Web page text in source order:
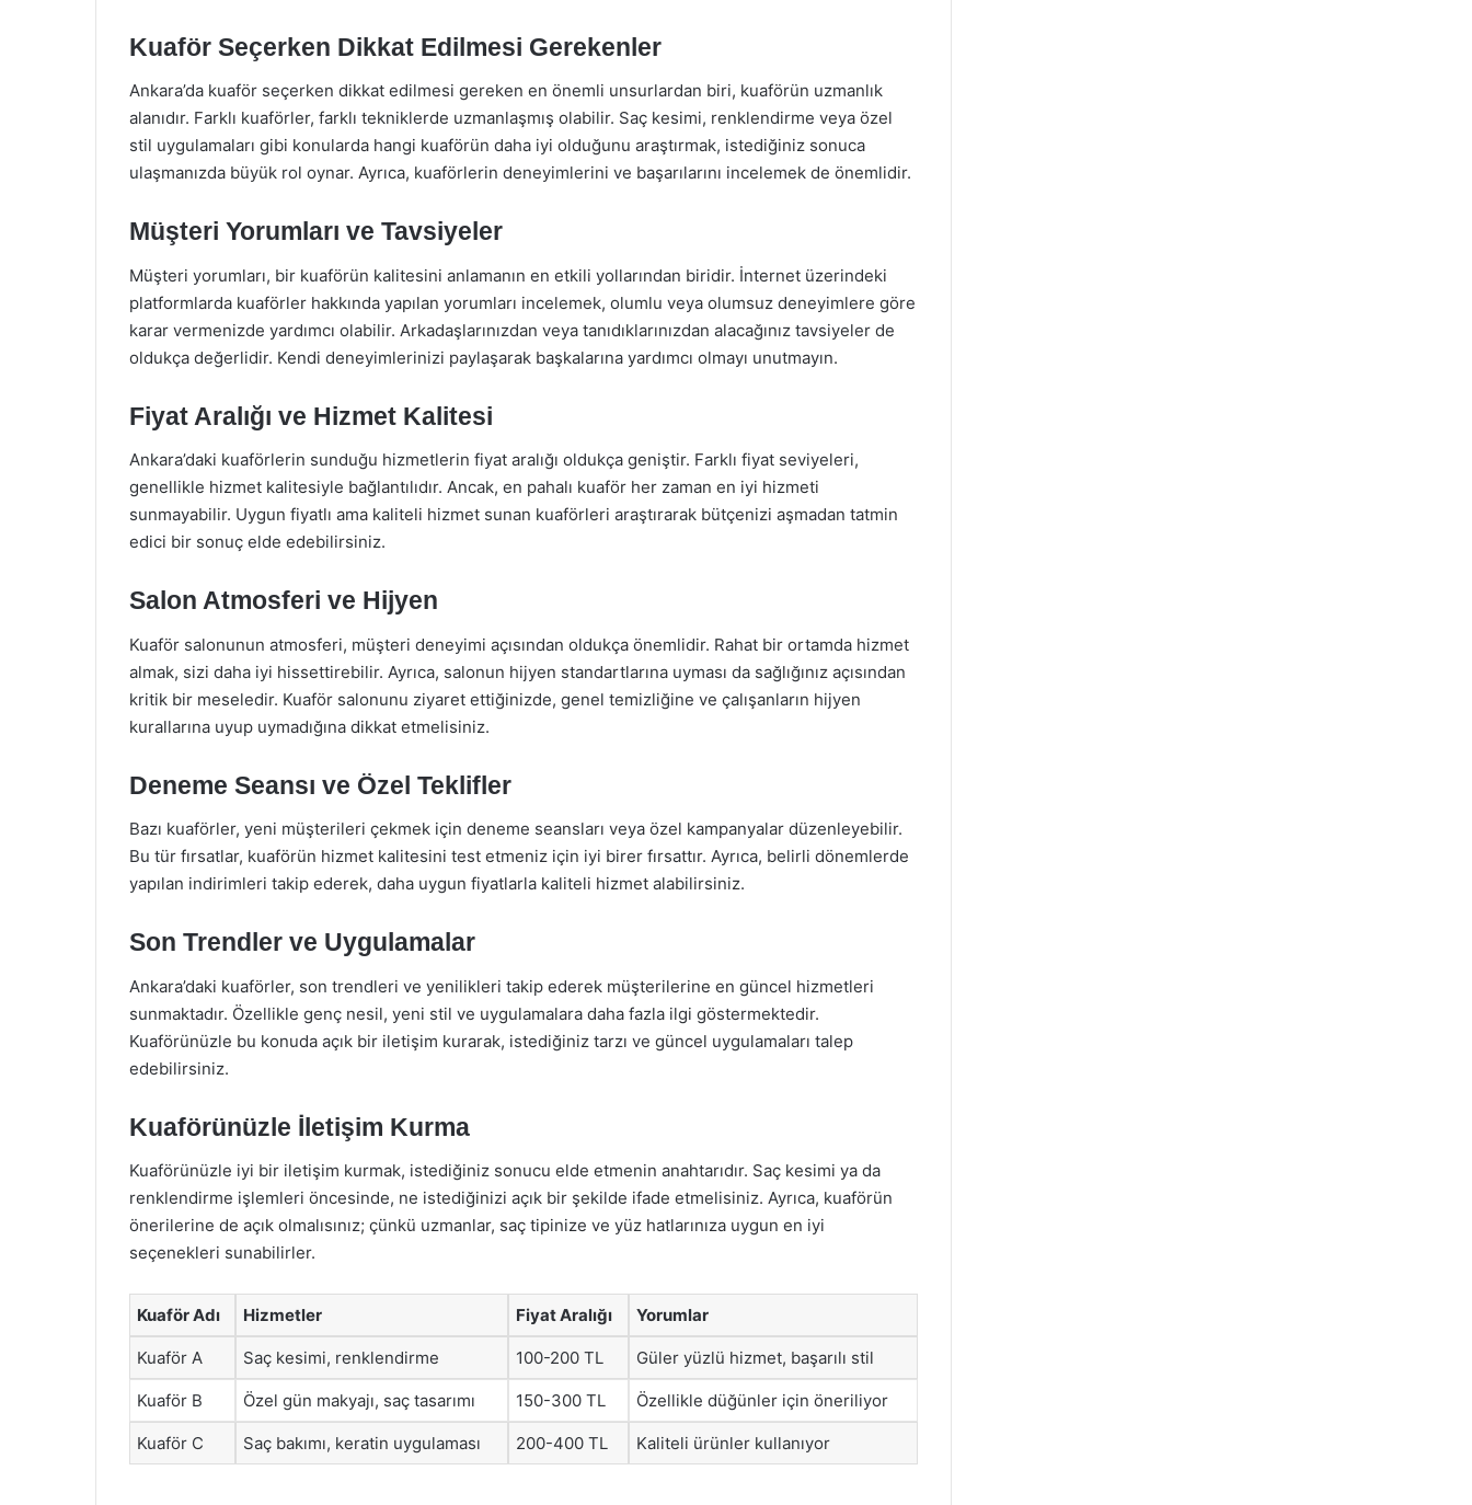
Kuaför Seçerken Dikkat Edilmesi Gerekenler
Ankara’da kuaför seçerken dikkat edilmesi gereken en önemli unsurlardan biri, kuaförün uzmanlık
alanıdır. Farklı kuaförler, farklı tekniklerde uzmanlaşmış olabilir. Saç kesimi, renklendirme veya özel
stil uygulamaları gibi konularda hangi kuaförün daha iyi olduğunu araştırmak, istediğiniz sonuca
ulaşmanızda büyük rol oynar. Ayrıca, kuaförlerin deneyimlerini ve başarılarını incelemek de önemlidir.
Müşteri Yorumları ve Tavsiyeler
Müşteri yorumları, bir kuaförün kalitesini anlamanın en etkili yollarından biridir. İnternet üzerindeki
platformlarda kuaförler hakkında yapılan yorumları incelemek, olumlu veya olumsuz deneyimlere göre
karar vermenizde yardımcı olabilir. Arkadaşlarınızdan veya tanıdıklarınızdan alacağınız tavsiyeler de
oldukça değerlidir. Kendi deneyimlerinizi paylaşarak başkalarına yardımcı olmayı unutmayın.
Fiyat Aralığı ve Hizmet Kalitesi
Ankara’daki kuaförlerin sunduğu hizmetlerin fiyat aralığı oldukça geniştir. Farklı fiyat seviyeleri,
genellikle hizmet kalitesiyle bağlantılıdır. Ancak, en pahalı kuaför her zaman en iyi hizmeti
sunmayabilir. Uygun fiyatlı ama kaliteli hizmet sunan kuaförleri araştırarak bütçenizi aşmadan tatmin
edici bir sonuç elde edebilirsiniz.
Salon Atmosferi ve Hijyen
Kuaför salonunun atmosferi, müşteri deneyimi açısından oldukça önemlidir. Rahat bir ortamda hizmet
almak, sizi daha iyi hissettirebilir. Ayrıca, salonun hijyen standartlarına uyması da sağlığınız açısından
kritik bir meseledir. Kuaför salonunu ziyaret ettiğinizde, genel temizliğine ve çalışanların hijyen
kurallarına uyup uymadığına dikkat etmelisiniz.
Deneme Seansı ve Özel Teklifler
Bazı kuaförler, yeni müşterileri çekmek için deneme seansları veya özel kampanyalar düzenleyebilir.
Bu tür fırsatlar, kuaförün hizmet kalitesini test etmeniz için iyi birer fırsattır. Ayrıca, belirli dönemlerde
yapılan indirimleri takip ederek, daha uygun fiyatlarla kaliteli hizmet alabilirsiniz.
Son Trendler ve Uygulamalar
Ankara’daki kuaförler, son trendleri ve yenilikleri takip ederek müşterilerine en güncel hizmetleri
sunmaktadır. Özellikle genç nesil, yeni stil ve uygulamalara daha fazla ilgi göstermektedir.
Kuaförünüzle bu konuda açık bir iletişim kurarak, istediğiniz tarzı ve güncel uygulamaları talep
edebilirsiniz.
Kuaförünüzle İletişim Kurma
Kuaförünüzle iyi bir iletişim kurmak, istediğiniz sonucu elde etmenin anahtarıdır. Saç kesimi ya da
renklendirme işlemleri öncesinde, ne istediğinizi açık bir şekilde ifade etmelisiniz. Ayrıca, kuaförün
önerilerine de açık olmalısınız; çünkü uzmanlar, saç tipinize ve yüz hatlarınıza uygun en iyi
seçenekleri sunabilirler.
Kuaför Adı Hizmetler Fiyat Aralığı Yorumlar
Kuaför A Saç kesimi, renklendirme 100-200 TL Güler yüzlü hizmet, başarılı stil
Kuaför B Özel gün makyajı, saç tasarımı 150-300 TL Özellikle düğünler için öneriliyor
Kuaför C Saç bakımı, keratin uygulaması 200-400 TL Kaliteli ürünler kullanıyor